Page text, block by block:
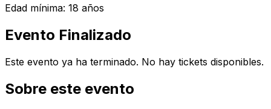
Edad mínima: 18 años
Evento Finalizado
Este evento ya ha terminado. No hay tickets disponibles.
Sobre este evento